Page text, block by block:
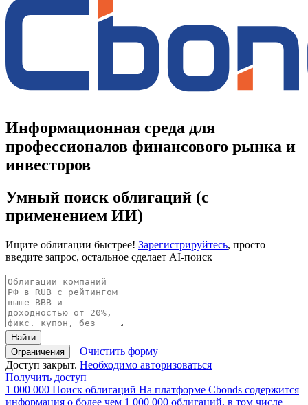
Запросить доступ
Информационная среда для
профессионалов финансового рынка и
инвесторов
Умный поиск облигаций (с
применением ИИ)
Ищите облигации быстрее!
введите запрос, остальное сделает AI-поиск
Найти
Ограничения
Очистить форму